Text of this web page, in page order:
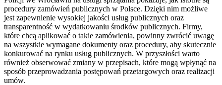
procedury zamówień publicznych w Polsce. Dzięki nim możliwe
jest zapewnienie wysokiej jakości usług publicznych oraz
transparentność w wydatkowaniu środków publicznych. Firmy,
które chcą aplikować o takie zamówienia, powinny zwrócić uwagę
na wszystkie wymagane dokumenty oraz procedury, aby skutecznie
konkurować na rynku usług publicznych. W przyszłości warto
również obserwować zmiany w przepisach, które mogą wpłynąć na
sposób przeprowadzania postępowań przetargowych oraz realizacji
umów.